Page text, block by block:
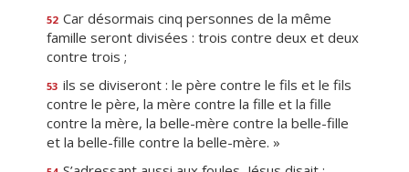
52 Car désormais cinq personnes de la même
famille seront divisées : trois contre deux et deux
contre trois ;
53 ils se diviseront : le père contre le fils et le fils
contre le père, la mère contre la fille et la fille
contre la mère, la belle-mère contre la belle-fille
et la belle-fille contre la belle-mère. »